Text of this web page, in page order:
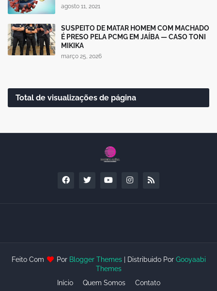
agosto 11, 2021
SUSPEITO DE MATAR HOMEM COM MACHADO
É PRESO PELA PCMG EM JAÍBA — CASO TONI
MIKIKA
março 25, 2026
Total de visualizações de página
Feito Com Por Blogger Themes| Distribuido Por Gooyaabi
Themes
Início
Quem Somos Contato